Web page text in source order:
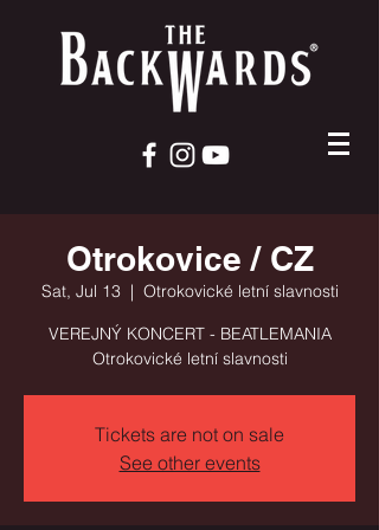
Otrokovice / CZ
Sat, Jul 13
  |
Otrokovické letní slavnosti
VEREJNÝ KONCERT - BEATLEMANIA
Otrokovické letní slavnosti
Tickets are not on sale
See other events